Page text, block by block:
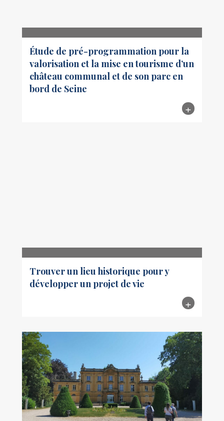
Étude de pré-programmation pour la
valorisation et la mise en tourisme d’un
château communal et de son parc en
bord de Seine
Trouver un lieu historique pour y
développer un projet de vie